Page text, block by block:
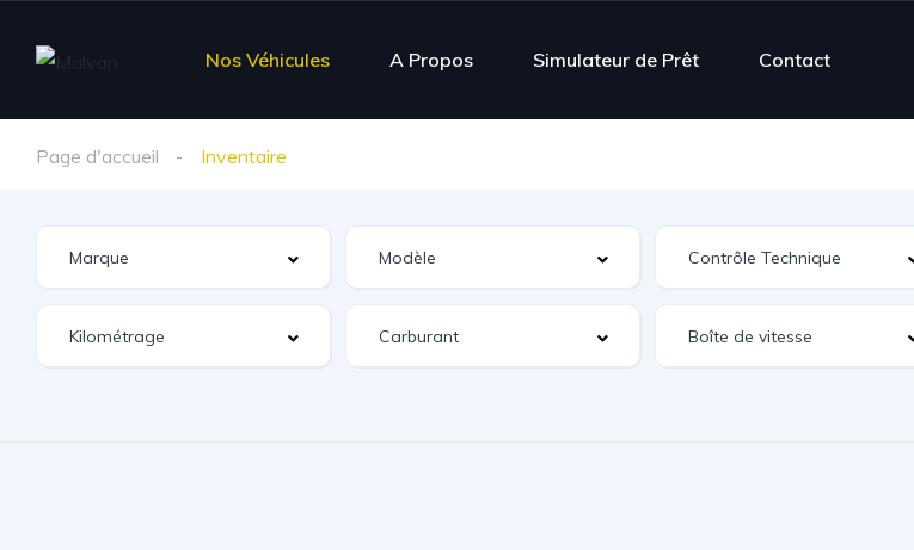
Nos Véhicules A Propos Simulateur de Prêt Contact
Page d'accueil Inventaire